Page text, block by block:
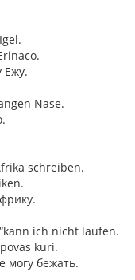
Ежу.
Nase.
schreiben.
ich nicht laufen.
kuri.
могу бежать.